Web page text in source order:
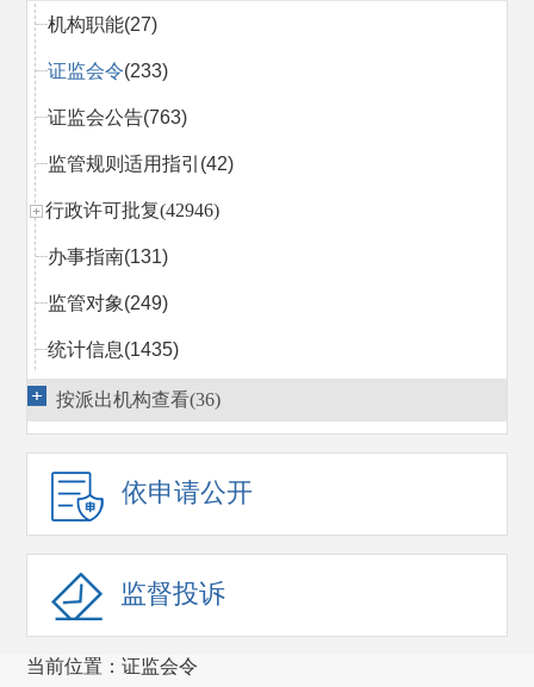
机构职能(27)
证监会令(233)
证监会公告(763)
监管规则适用指引 (42)
行政许可批复(42946)
办事指南(131)
监管对象(249)
统计信息(1435)
行政处罚决定(2027)
行政执法当事人承诺(14)
行政复议(1540)
监管措施(814)
发审会公告(4994)
按派出机构查看(36)
依申请公开
监督投诉
当前位置：证监会令